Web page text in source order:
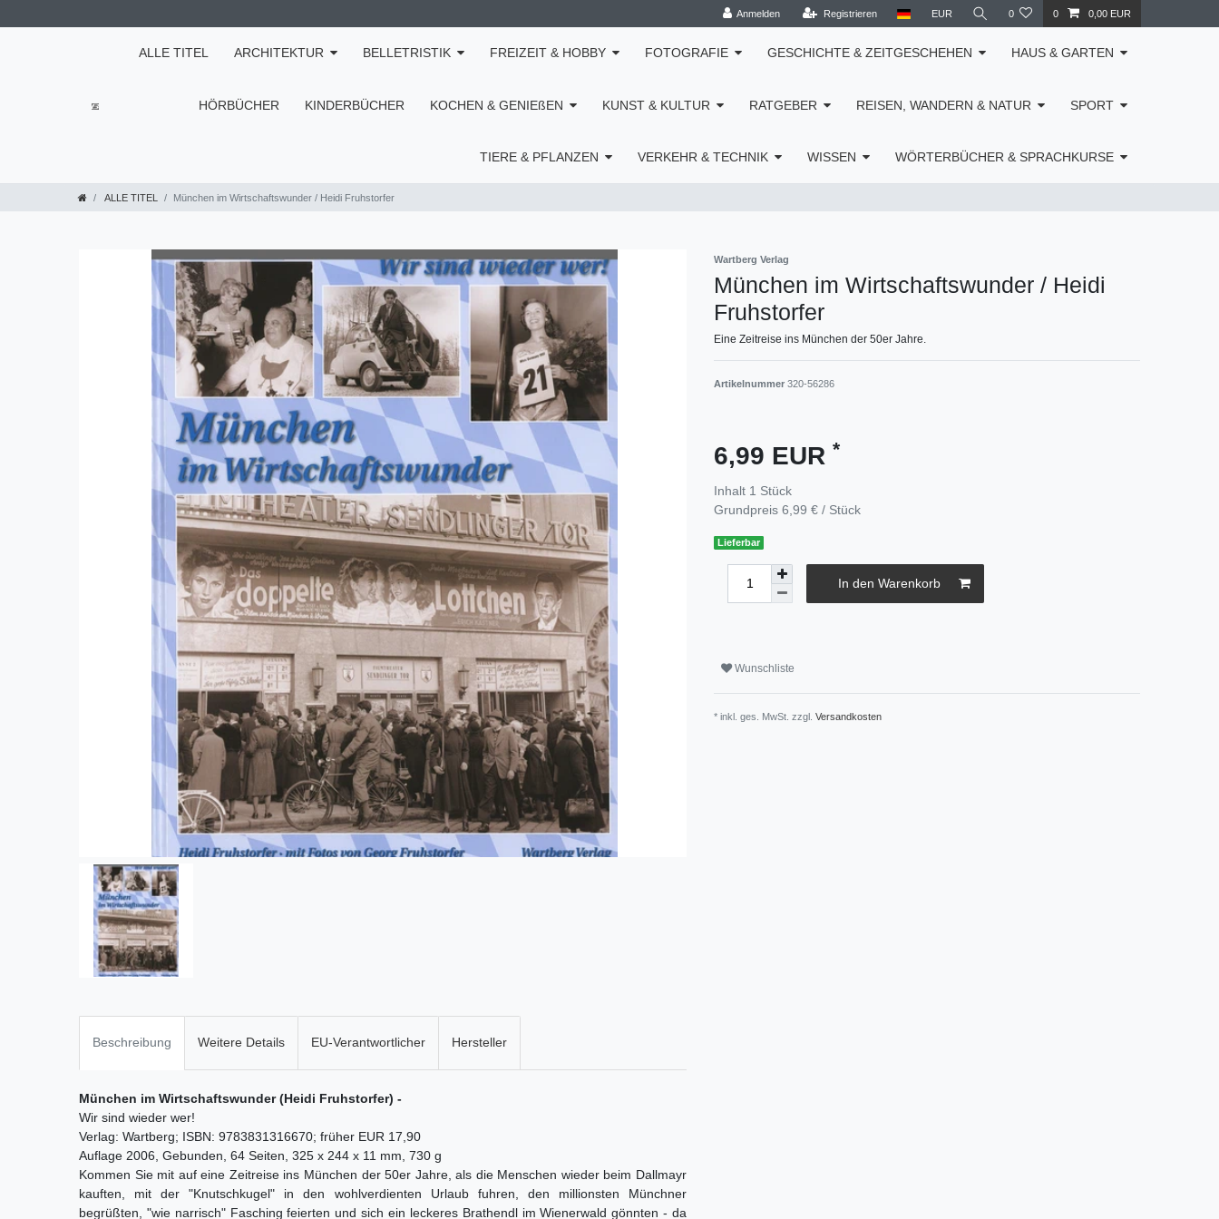
Anmelden Registrieren EUR 0 0 0,00 EUR
ALLE TITEL ARCHITEKTUR BELLETRISTIK FREIZEIT & HOBBY FOTOGRAFIE GESCHICHTE & ZEITGESCHEHEN HAUS & GARTEN
HÖRBÜCHER KINDERBÜCHER KOCHEN & GENIEßEN KUNST & KULTUR RATGEBER REISEN, WANDERN & NATUR SPORT
TIERE & PFLANZEN VERKEHR & TECHNIK WISSEN WÖRTERBÜCHER & SPRACHKURSE
ALLE TITEL München im Wirtschaftswunder / Heidi Fruhstorfer
Wartberg Verlag
München im Wirtschaftswunder / Heidi
Fruhstorfer
Eine Zeitreise ins München der 50er Jahre.
Artikelnummer 320-56286
6,99 EUR *
Inhalt 1 Stück
Grundpreis 6,99 € / Stück
Lieferbar
In den Warenkorb
Wunschliste
* inkl. ges. MwSt. zzgl. Versandkosten
Beschreibung Weitere Details EU-Verantwortlicher Hersteller
München im Wirtschaftswunder (Heidi Fruhstorfer) -
Wir sind wieder wer!
Verlag: Wartberg; ISBN: 9783831316670; früher EUR 17,90
Auflage 2006, Gebunden, 64 Seiten, 325 x 244 x 11 mm, 730 g
Kommen Sie mit auf eine Zeitreise ins München der 50er Jahre, als die Menschen wieder beim Dallmayr
kauften, mit der "Knutschkugel" in den wohlverdienten Urlaub fuhren, den millionsten Münchner
begrüßten, "wie narrisch" Fasching feierten und sich ein leckeres Brathendl im Wienerwald gönnten - da